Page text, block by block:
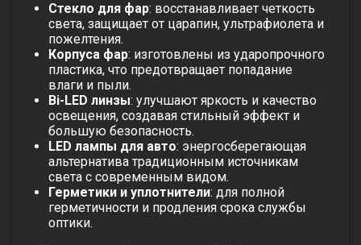
Стекло для фар: восстанавливает четкость
света, защищает от царапин, ультрафиолета и
пожелтения.
Корпуса фар: изготовлены из ударопрочного
пластика, что предотвращает попадание
влаги и пыли.
Bi-LED линзы: улучшают яркость и качество
освещения, создавая стильный эффект и
большую безопасность.
LED лампы для авто: энергосберегающая
альтернатива традиционным источникам
света с современным видом.
Герметики и уплотнители: для полной
герметичности и продления срока службы
оптики.